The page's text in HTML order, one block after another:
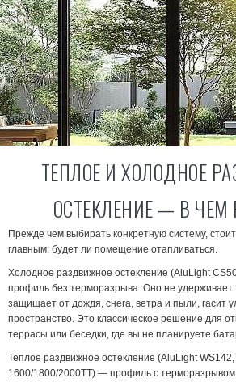
Монтаж выполняем в Харькове и Киеве,
доставка в пределах этих городов
бесплатная. В другие регионы Украины
отгружаем готовые конструкции.
ТЕПЛОЕ И ХОЛОДНОЕ
ОСТЕКЛЕНИЕ — В ЧЕМ
Прежде чем выбирать конкретную систему,
главным: будет ли помещение отапливаться.
Холодное раздвижное остекление (AluLight
профиль без терморазрыва. Оно не удерживает
защищает от дождя, снега, ветра и пыли, гасит
пространство. Это классическое решение для
террасы или беседки, где вы не планируете
Теплое раздвижное остекление (AluLight WS142,
1600/1800/2000ТТ) — профиль с терморазрывом